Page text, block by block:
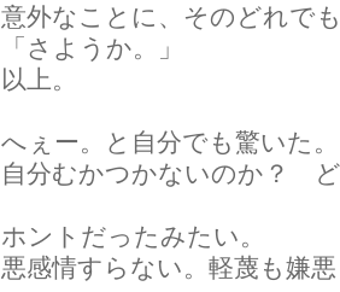
意外なことに、そのどれで
「さようか。」
以上。
へぇー。と自分でも驚いた。
自分むかつかないのか？
ホントだったみたい。
悪感情すらない。軽蔑も嫌